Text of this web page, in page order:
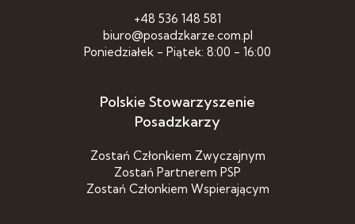
+48 536 148 581
biuro@posadzkarze.com.pl
Poniedziałek - Piątek: 8:00 - 16:00
Polskie Stowarzyszenie
Posadzkarzy
Zostań Członkiem Zwyczajnym
Zostań Partnerem PSP
Zostań Członkiem Wspierającym